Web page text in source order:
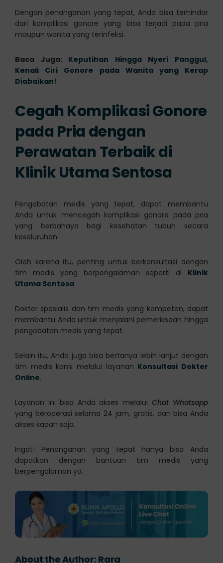
Dengan penanganan yang tepat, Anda bisa terhindar
dari komplikasi gonore yang bisa terjadi pada pria
maupun wanita yang terinfeksi.
Baca Juga: Keputihan Hingga Nyeri Panggul,
Kenali Ciri Gonore pada Wanita yang Kerap
Diabaikan!
Cegah Komplikasi Gonore
pada Pria dengan
Perawatan Terbaik di
Klinik Utama Sentosa
Pengobatan medis yang tepat, dapat membantu
Anda untuk mencegah komplikasi gonore pada pria
yang berbahaya bagi kesehatan tubuh secara
keseluruhan.
Oleh karena itu, penting untuk berkonsultasi dengan
tim medis yang berpengalaman seperti di Klinik
Utama Sentosa.
Dokter spesialis dan tim medis yang kompeten, dapat
membantu Anda untuk menjalani pemeriksaan hingga
pengobatan medis yang tepat.
Selain itu, Anda juga bisa bertanya lebih lanjut dengan
tim medis kami melalui layanan Konsultasi Dokter
Online.
Layanan ini bisa Anda akses melaluiChat Whatsapp
yang beroperasi selama 24 jam, gratis, dan bisa Anda
akses kapan saja.
Ingat! Penanganan yang tepat hanya bisa Anda
dapatkan dengan bantuan tim medis yang
berpengalaman ya.
About the Author: Rara